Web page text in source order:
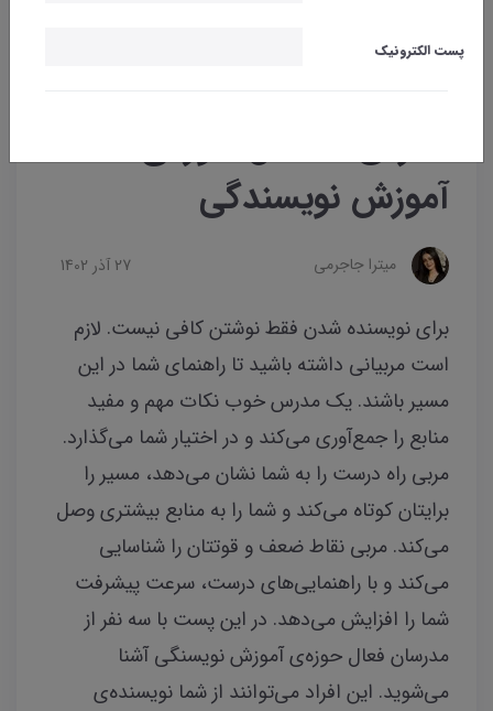
پست الکترونیک
آموزش نویسندگی
میترا جاجرمی 27 آذر 1402
برای نویسنده شدن فقط نوشتن کافی نیست. لازم
است مربیانی داشته باشید تا راهنمای شما در این
مسیر باشند. یک مدرس خوب نکات مهم و مفید
منابع را جمع‌آوری می‌کند و در اختیار شما می‌گذارد.
مربی راه درست را به شما نشان می‌دهد، مسیر را
برایتان کوتاه می‌کند و شما را به منابع بیشتری وصل
می‌کند. مربی نقاط ضعف و قوتتان را شناسایی
می‌کند و با راهنمایی‌های درست، سرعت پیشرفت
شما را افزایش می‌دهد. در این پست با سه نفر از
مدرسان فعال حوزه‌ی آموزش نویسنگی آشنا
می‌شوید. این افراد می‌توانند از شما نویسنده‌ی